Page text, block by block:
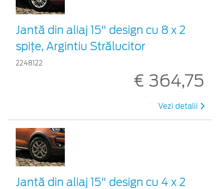
Jantă din aliaj 15" design cu 8 x 2
spițe, Argintiu Strălucitor
2248122
€ 364,75
Vezi detalii
Jantă din aliaj 15" design cu 4 x 2